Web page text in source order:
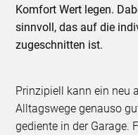
Komfort Wert legen.
sinnvoll, das auf die
zugeschnitten ist.
Prinzipiell kann ein neu
Alltagswege genauso
gediente in der Garage.